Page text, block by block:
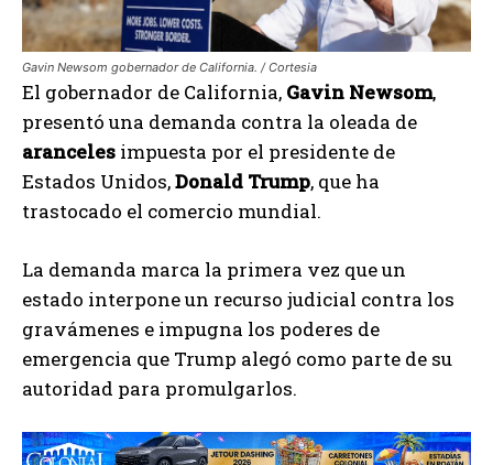
Gavin Newsom gobernador de California. / Cortesia
El gobernador de California, Gavin Newsom,
presentó una demanda contra la oleada de
aranceles impuesta por el presidente de
Estados Unidos,Donald Trump, que ha
trastocado el comercio mundial.
La demanda marca la primera vez que un
estado interpone un recurso judicial contra los
gravámenes e impugna los poderes de
emergencia que Trump alegó como parte de su
autoridad para promulgarlos.